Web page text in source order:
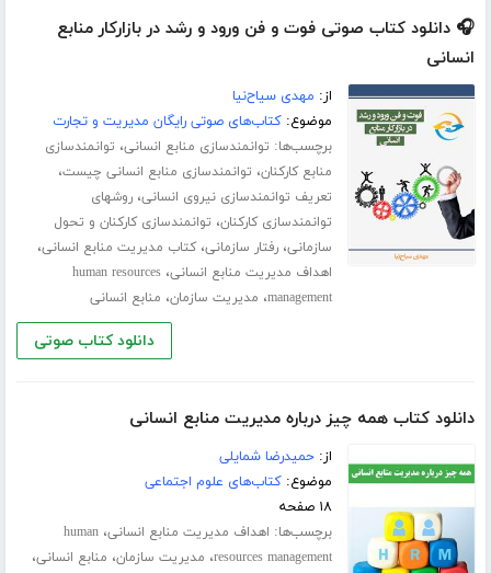
🎧 دانلود کتاب صوتی فوت و فن ورود و رشد در بازارکار منابع
انسانی
از: مهدی سیاح‌نیا
موضوع:کتاب‌های صوتی رایگان مدیریت و تجارت
برچسب‌ها: توانمندسازی منابع انسانی، توانمندسازی
منابع کارکنان، توانمندسازی منابع انسانی چیست،
تعریف توانمندسازی نیروی انسانی،روشهای
توانمندسازی کارکنان، توانمندسازی کارکنان و تحول
سازمانی،رفتار سازمانی،کتاب مدیریت منابع انسانی،
اهداف مدیریت منابع انسانی،human resources
management، مدیریت سازمان، منابع انسانی
دانلود کتاب صوتی
دانلود کتاب همه چیز درباره مدیریت منابع انسانی
از:حمیدرضا شمایلی
موضوع:کتاب‌های علوم اجتماعی
۱۸ صفحه
برچسب‌ها: اهداف مدیریت منابع انسانی،human
resources management، مدیریت سازمان، منابع انسانی،